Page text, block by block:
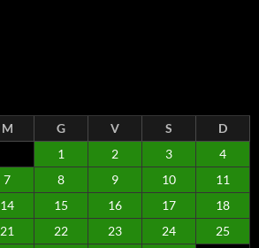
M G V S
D
1
2 3
4
7 8 9 10
11
14 15 16 17
18
21 22 23 24
25